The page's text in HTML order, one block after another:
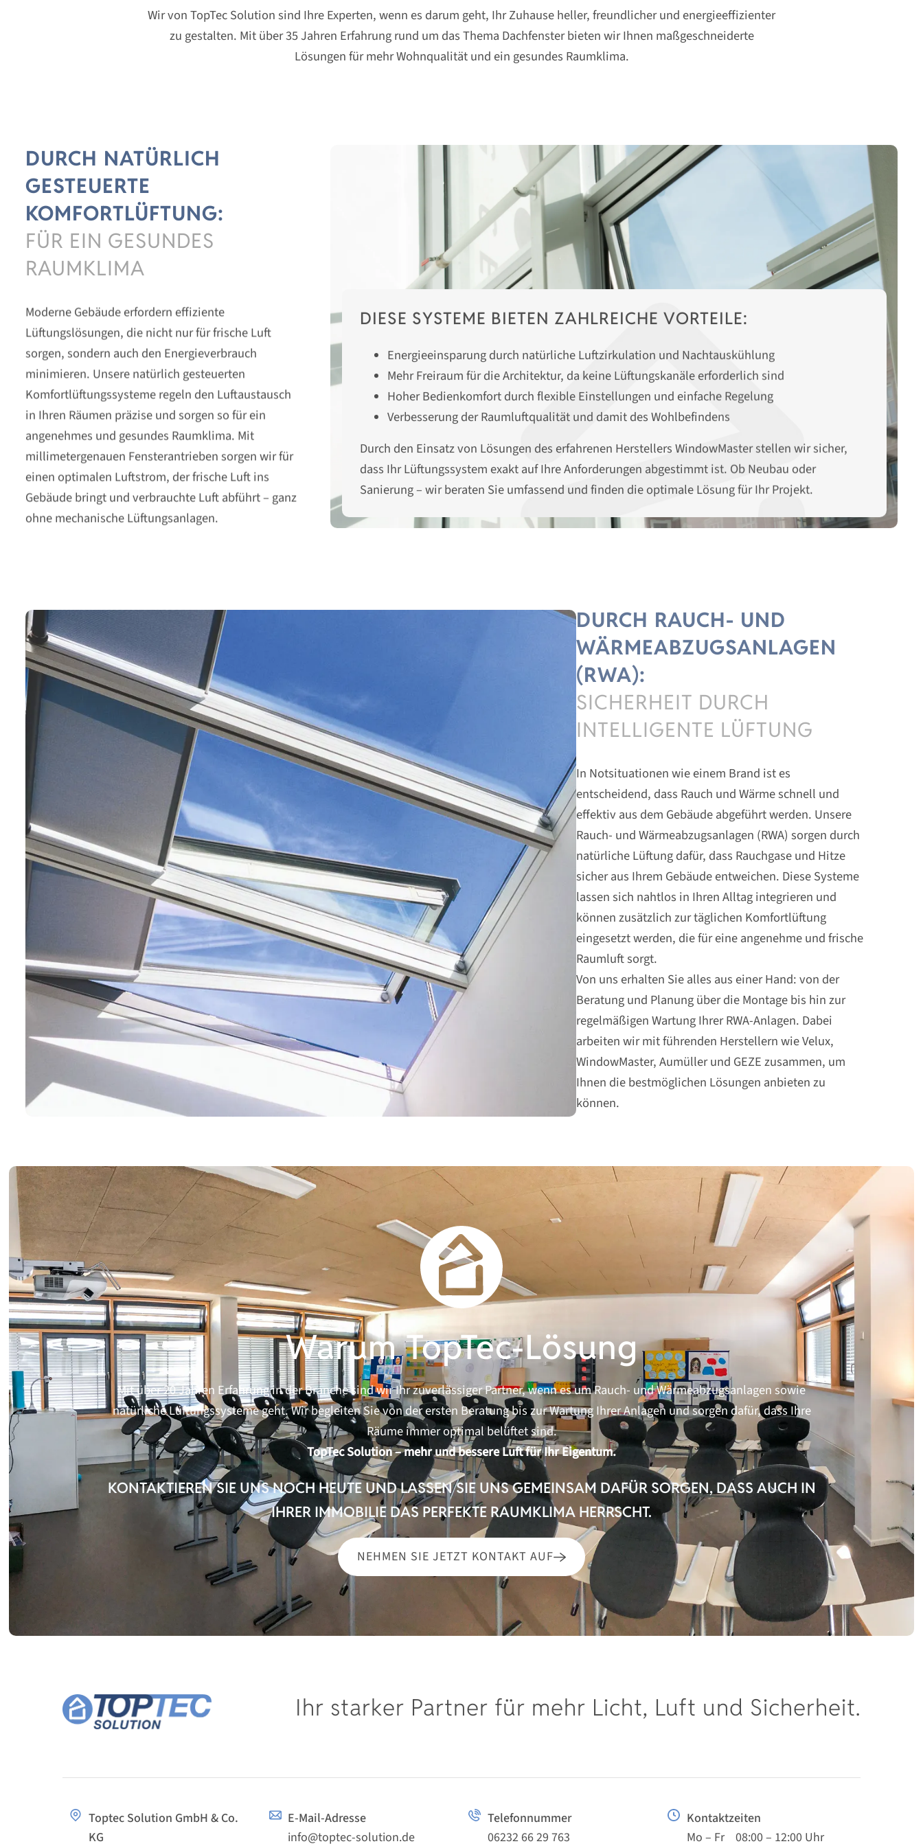
Wir von TopTec Solution sind Ihre Experten, wenn es darum geht, Ihr Zuhause heller, freundlicher und energieeffizienter
zu gestalten. Mit über 35 Jahren Erfahrung rund um das Thema Dachfenster bieten wir Ihnen maßgeschneiderte
Lösungen für mehr Wohnqualität und ein gesundes Raumklima.
DURCH NATÜRLICH
GESTEUERTE
KOMFORTLÜFTUNG:
FÜR EIN GESUNDES
RAUMKLIMA
Moderne Gebäude erfordern effiziente
Lüftungslösungen, die nicht nur für frische Luft
sorgen, sondern auch den Energieverbrauch
minimieren. Unsere natürlich gesteuerten
Komfortlüftungssysteme regeln den Luftaustausch
in Ihren Räumen präzise und sorgen so für ein
angenehmes und gesundes Raumklima. Mit
millimetergenauen Fensterantrieben sorgen wir für
einen optimalen Luftstrom, der frische Luft ins
Gebäude bringt und verbrauchte Luft abführt – ganz
ohne mechanische Lüftungsanlagen.
DIESE SYSTEME BIETEN ZAHLREICHE VORTEILE:
Energieeinsparung durch natürliche Luftzirkulation und Nachtauskühlung
Mehr Freiraum für die Architektur, da keine Lüftungskanäle erforderlich sind
Hoher Bedienkomfort durch flexible Einstellungen und einfache Regelung
Verbesserung der Raumluftqualität und damit des Wohlbefindens
Durch den Einsatz von Lösungen des erfahrenen Herstellers WindowMaster stellen wir sicher,
dass Ihr Lüftungssystem exakt auf Ihre Anforderungen abgestimmt ist. Ob Neubau oder
Sanierung – wir beraten Sie umfassend und finden die optimale Lösung für Ihr Projekt.
DURCH RAUCH- UND
WÄRMEABZUGSANLAGEN
(RWA):
SICHERHEIT DURCH
INTELLIGENTE LÜFTUNG
In Notsituationen wie einem Brand ist es
entscheidend, dass Rauch und Wärme schnell und
effektiv aus dem Gebäude abgeführt werden. Unsere
Rauch- und Wärmeabzugsanlagen (RWA) sorgen durch
natürliche Lüftung dafür, dass Rauchgase und Hitze
sicher aus Ihrem Gebäude entweichen. Diese Systeme
lassen sich nahtlos in Ihren Alltag integrieren und
können zusätzlich zur täglichen Komfortlüftung
eingesetzt werden, die für eine angenehme und frische
Raumluft sorgt.
Von uns erhalten Sie alles aus einer Hand: von der
Beratung und Planung über die Montage bis hin zur
regelmäßigen Wartung Ihrer RWA-Anlagen. Dabei
arbeiten wir mit führenden Herstellern wie Velux,
WindowMaster, Aumüller und GEZE zusammen, um
Ihnen die bestmöglichen Lösungen anbieten zu
können.
Warum TopTec-Lösung
Mit über 20 Jahren Erfahrung in der Branche sind wir Ihr zuverlässiger Partner, wenn es um Rauch- und Wärmeabzugsanlagen sowie
natürliche Lüftungssysteme geht. Wir begleiten Sie von der ersten Beratung bis zur Wartung Ihrer Anlagen und sorgen dafür, dass Ihre
Räume immer optimal belüftet sind.
TopTec Solution – mehr und bessere Luft für Ihr Eigentum.
KONTAKTIEREN SIE UNS NOCH HEUTE UND LASSEN SIE UNS GEMEINSAM DAFÜR SORGEN, DASS AUCH IN
IHRER IMMOBILIE DAS PERFEKTE RAUMKLIMA HERRSCHT.
NEHMEN SIE JETZT KONTAKT AUF
Ihr starker Partner für mehr Licht, Luft und Sicherheit.
Toptec Solution GmbH & Co.
KG
E-Mail-Adresse
info@toptec-solution.de
Telefonnummer
06232 66 29 763
Kontaktzeiten
Mo – Fr 08:00 – 12:00 Uhr